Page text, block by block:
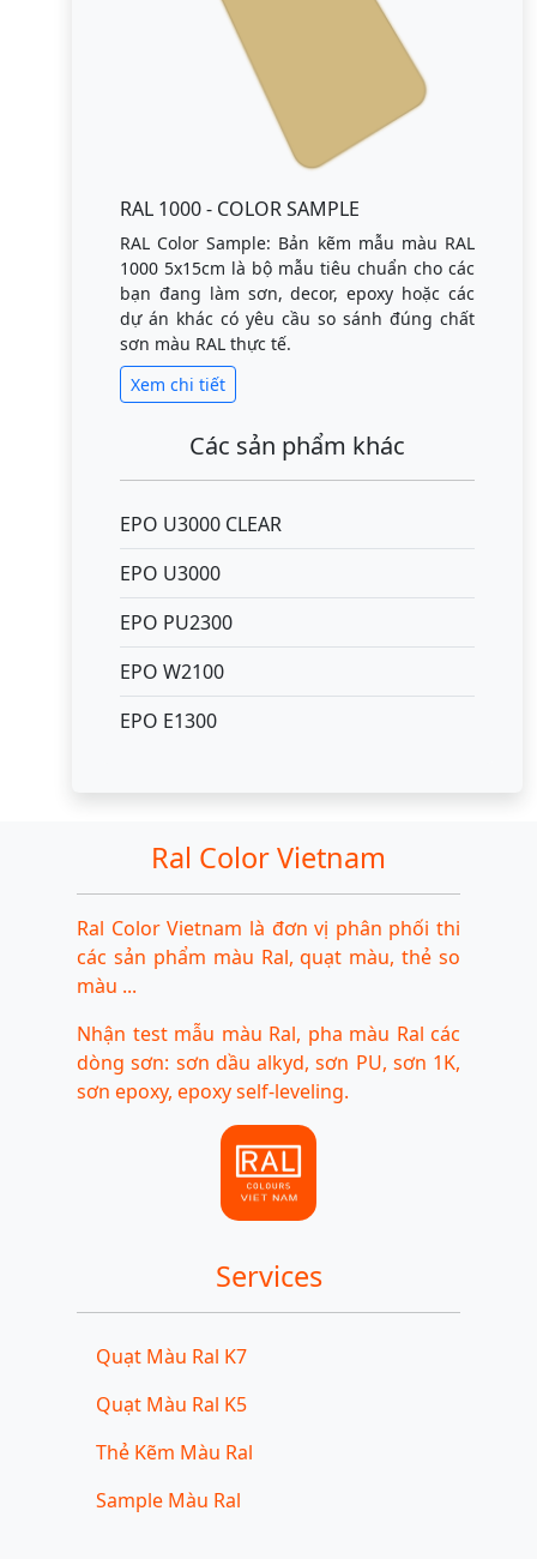
RAL 1000 - COLOR SAMPLE
RAL Color Sample: Bản kẽm mẫu màu RAL
1000 5x15cm là bộ mẫu tiêu chuẩn cho các
bạn đang làm sơn, decor, epoxy hoặc các
dự án khác có yêu cầu so sánh đúng chất
sơn màu RAL thực tế.
Xem chi tiết
Các sản phẩm khác
EPO U3000 CLEAR
EPO U3000
EPO PU2300
EPO W2100
EPO E1300
Ral Color Vietnam
Ral Color Vietnam là đơn vị phân phối thi
các sản phẩm màu Ral, quạt màu, thẻ so
màu ...
Nhận test mẫu màu Ral, pha màu Ral các
dòng sơn: sơn dầu alkyd, sơn PU, sơn 1K,
sơn epoxy, epoxy self-leveling.
Services
Quạt Màu Ral K7
Quạt Màu Ral K5
Thẻ Kẽm Màu Ral
Sample Màu Ral